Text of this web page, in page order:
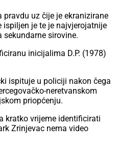
uz čije je ekranizirane
je te je najvjerojatnije
sirovine.
inicijalima D.P. (1978)
ispituje u policiji nakon čega
neretvanskom
priopćenju.
kratko vrijeme identificirati
Zrinjevac nema video